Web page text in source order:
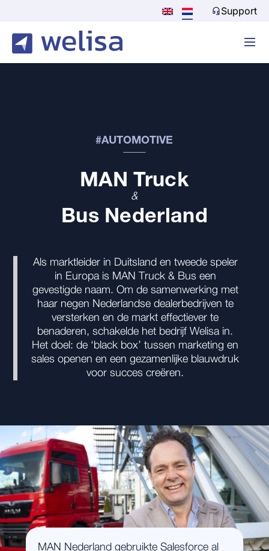
Support
MAN Truck
&
Bus Nederland
Als marktleider in Duitsland en tweede speler
in Europa is MAN Truck & Bus een
gevestigde naam. Om de samenwerking met
haar negen Nederlandse dealerbedrijven te
versterken en de markt effectiever te
benaderen, schakelde het bedrijf Welisa in.
Het doel: de ‘black box’ tussen marketing en
sales openen en een gezamenlijke blauwdruk
voor succes creëren.
#AUTOMOTIVE
MAN Nederland gebruikte Salesforce al